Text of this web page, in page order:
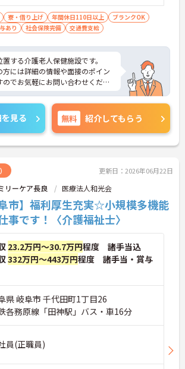
寮・借り上げ 年間休日110日以上
ブランクOK
あり 社会保険完備 交通費支給
する介護老人保健施設です。
方には詳細の情報や面接のポイン
のでお気軽にお問い合わせくださ
見る 無料 紹介してもらう
更新日：2026年06月22日
リーケア長良 医療法人和光会
阜市】福利厚生充実☆小規模多機能
事です！〈介護福祉士〉
23.2万円～30.7万円程度 諸手当込
332万円～443万円程度 諸手当・賞与
県 岐阜市 千代田町1丁目26
各務原線「田神駅」バス・車16分
員(正職員)